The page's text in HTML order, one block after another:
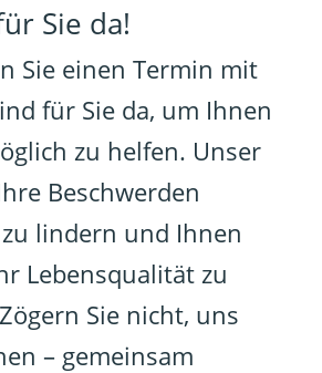
Sie da!
Sie einen Termin mit
für Sie da, um Ihnen
zu helfen. Unser
Beschwerden
lindern und Ihnen
Lebensqualität zu
Sie nicht, uns
– gemeinsam